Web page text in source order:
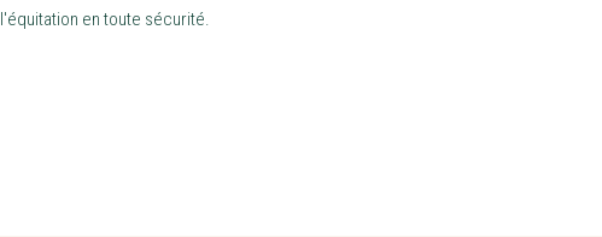
l'équitation en toute sécurité.